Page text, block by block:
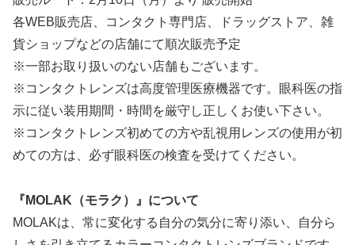
各WEB販売店、コンタクト専門店、ドラッグストア、雑
貨ショップなどの店舗にて順次販売予定
※一部お取り扱いのない店舗もございます。
※コンタクトレンズは高度管理医療機器です。眼科医の指
示に従い装用期間・時間を厳守し正しくお使い下さい。
※コンタクトレンズ初めての方や乱視用レンズの使用が初
めての方は、必ず眼科医の検査を受けてください。
『MOLAK（モラク）』について
MOLAKは、常に変化する自分の気分に寄り添い、自分ら